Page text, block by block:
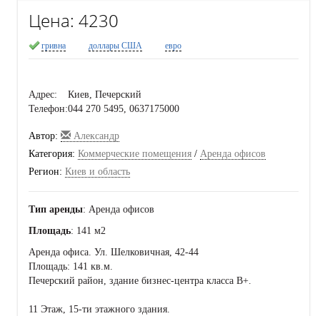
Цена: 4230
гривна доллары США евро
Адрес:
Киев, Печерский
Телефон:044 270 5495, 0637175000
Автор:
Александр
Категория: Коммерческие помещения / Аренда офисов
Регион: Киев и область
Тип аренды: Аренда офисов
Площадь: 141 м2
Аренда офиса. Ул. Шелковичная, 42-44
Площадь: 141 кв.м.
Печерский район, здание бизнес-центра класса B+.
11 Этаж, 15-ти этажного здания.